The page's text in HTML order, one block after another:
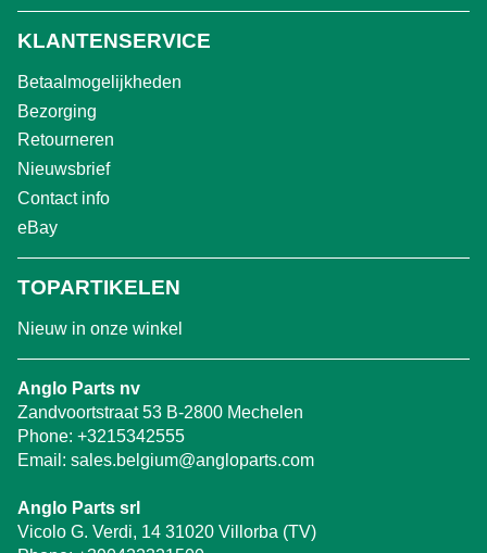
KLANTENSERVICE
Betaalmogelijkheden
Bezorging
Retourneren
Nieuwsbrief
Contact info
eBay
TOPARTIKELEN
Nieuw in onze winkel
Anglo Parts nv
Zandvoortstraat 53 B-2800 Mechelen
Phone: +3215342555
Email: sales.belgium@angloparts.com
Anglo Parts srl
Vicolo G. Verdi, 14 31020 Villorba (TV)